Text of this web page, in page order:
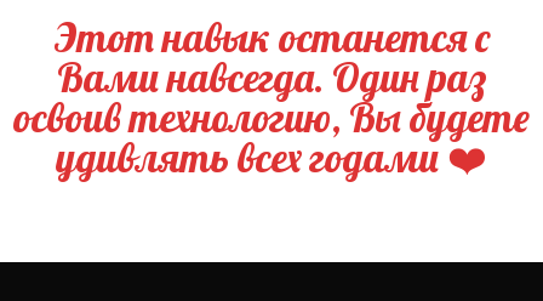
Этот навык останется с
Вами навсегда. Один раз
освоив технологию, Вы будете
удивлять всех годами ❤️